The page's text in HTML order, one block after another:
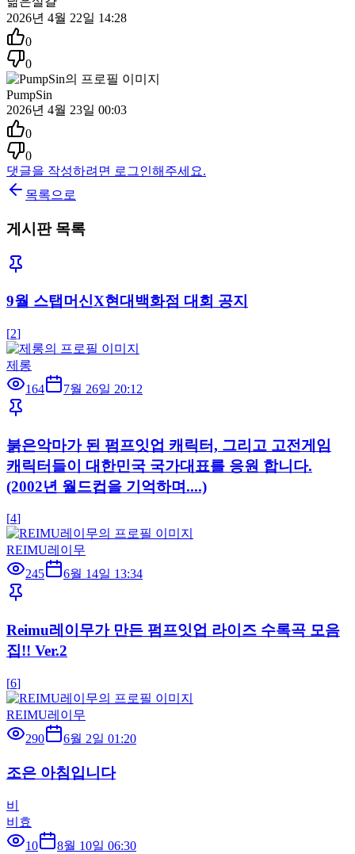
2026년 4월 22일 14:28
0
0
PumpSin
2026년 4월 23일 00:03
0
0
댓글을 작성하려면 로그인해주세요.
목록으로
게시판 목록
9월 스탭머신X현대백화점 대회 공지
[2]
제롱
164
7월 26일 20:12
붉은악마가 된 펌프잇업 캐릭터, 그리고 고전게임
캐릭터들이 대한민국 국가대표를 응원 합니다.
(2002년 월드컵을 기억하며....)
[4]
REIMU레이무
245
6월 14일 13:34
Reimu레이무가 만든 펌프잇업 라이즈 수록곡 모음
집!! Ver.2
[6]
REIMU레이무
290
6월 2일 01:20
조은 아침입니다
비
비효
10
8월 10일 06:30